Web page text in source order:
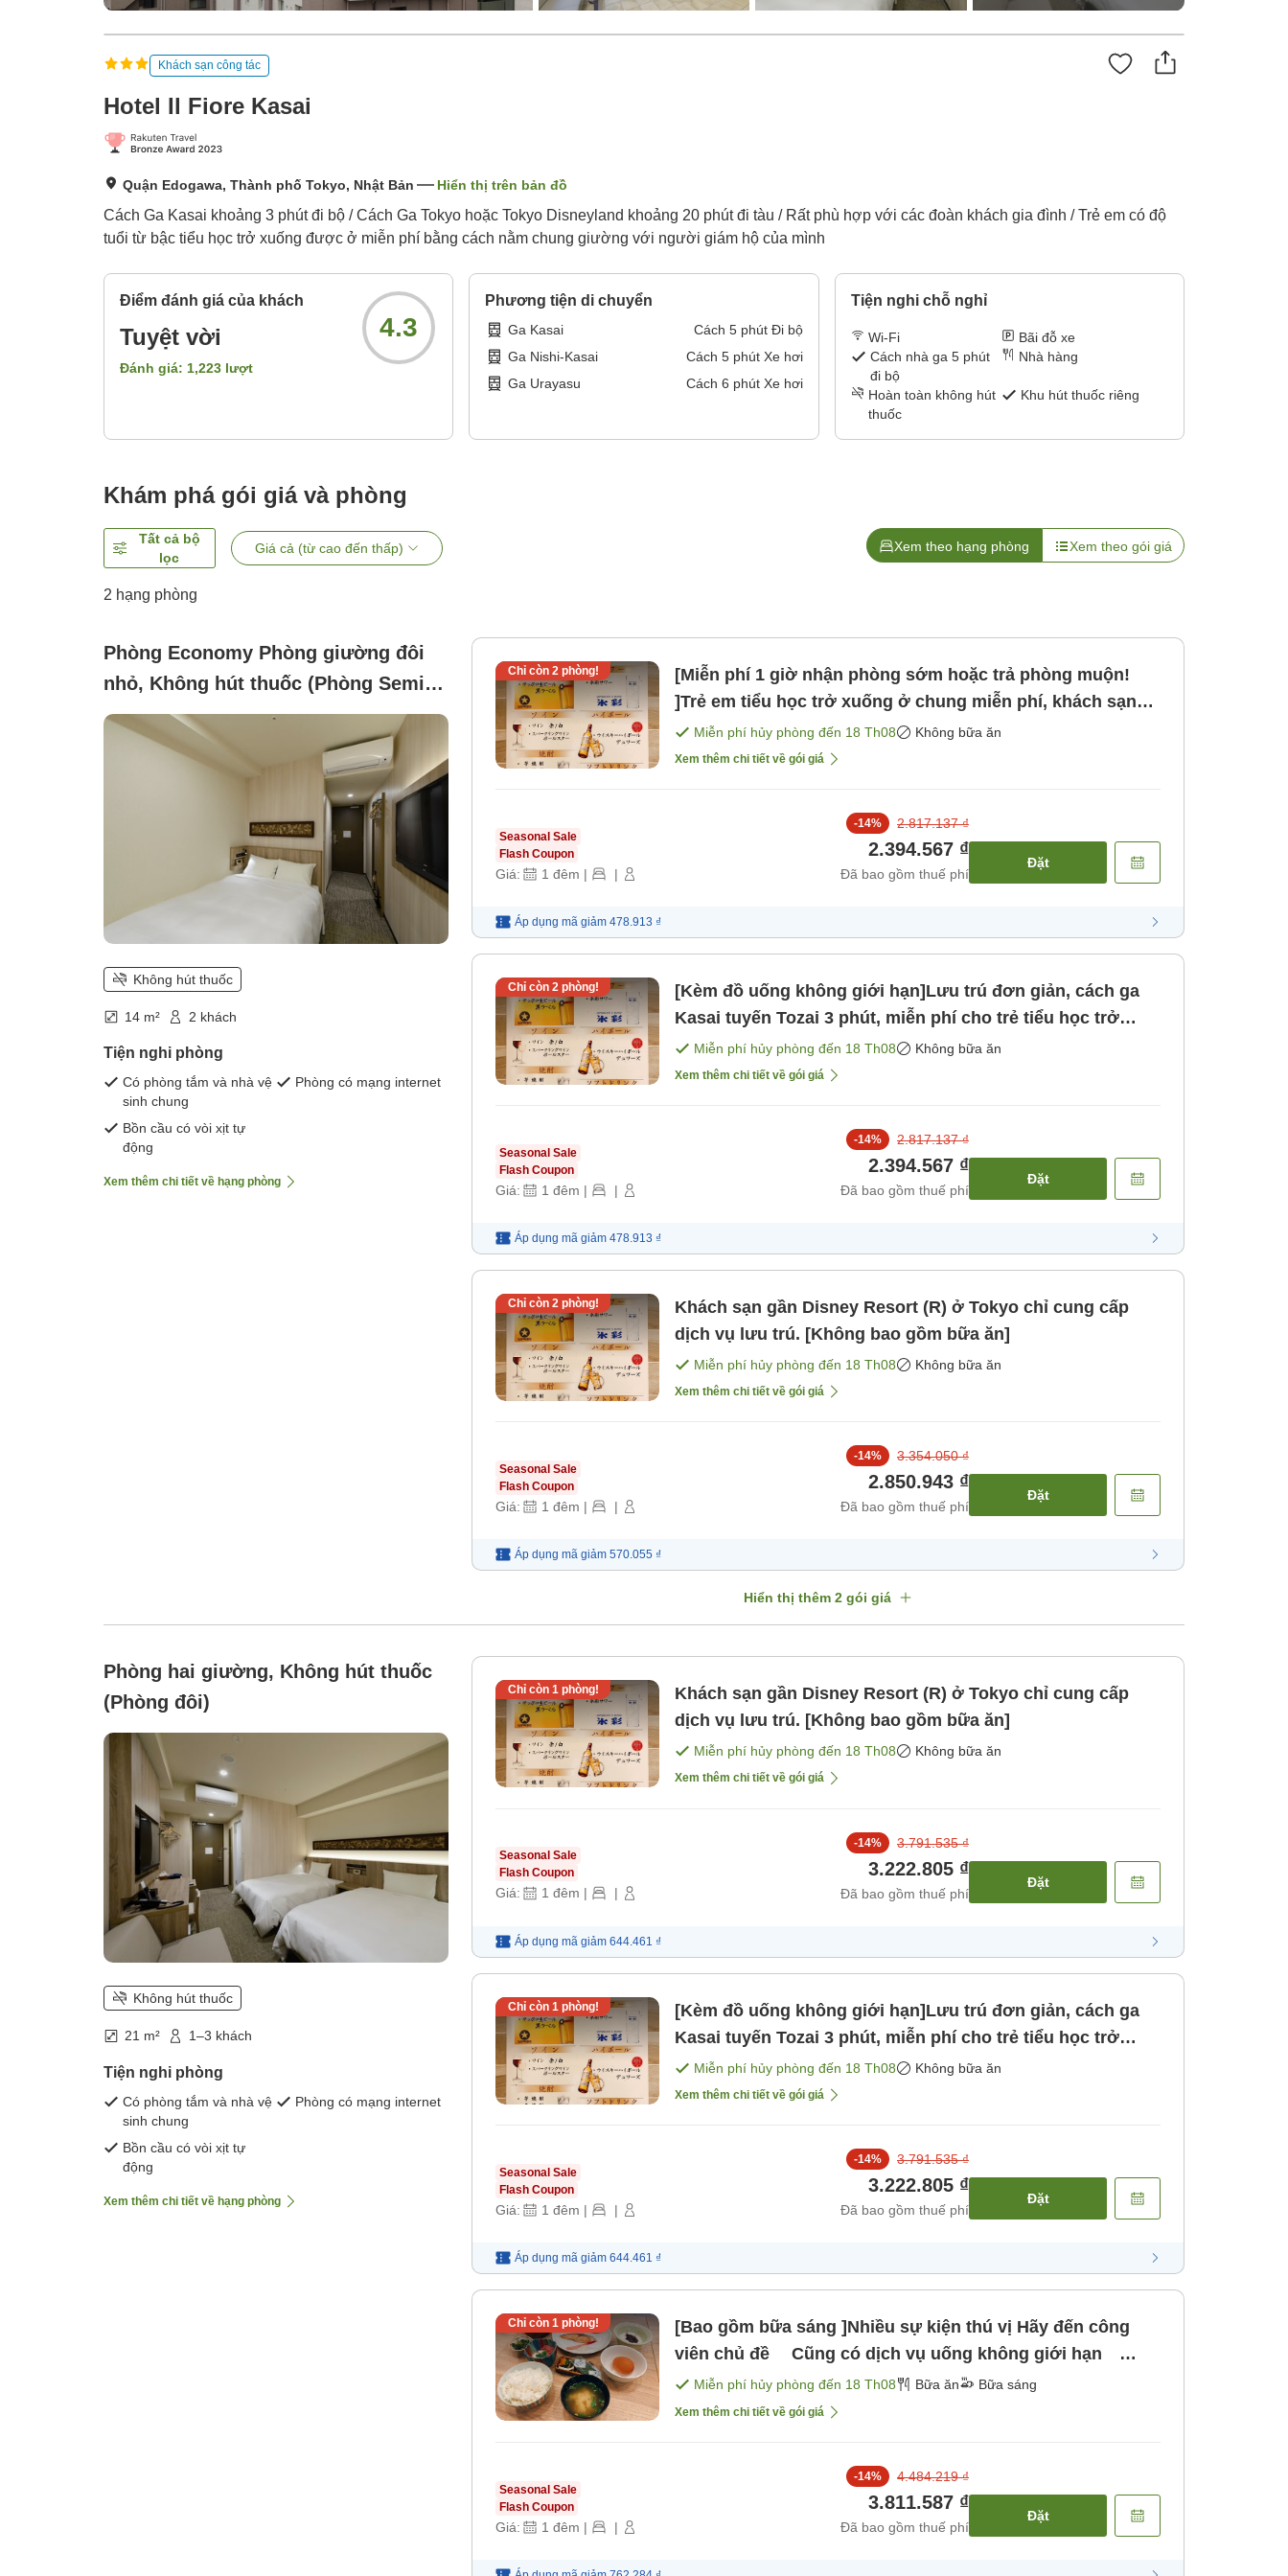
Khách sạn công tác
Hotel Il Fiore Kasai
Quận Edogawa, Thành phố Tokyo, Nhật Bản Hiển thị trên bản đồ
Cách Ga Kasai khoảng 3 phút đi bộ / Cách Ga Tokyo hoặc Tokyo Disneyland khoảng 20 phút đi tàu / Rất phù hợp với các đoàn khách gia đình / Trẻ em có độ
tuổi từ bậc tiểu học trở xuống được ở miễn phí bằng cách nằm chung giường với người giám hộ của mình
Điểm đánh giá của khách
Tuyệt vời
Đánh giá: 1,223 lượt
4.3
Phương tiện di chuyển
Ga Kasai Cách 5phút Đi bộ
Ga Nishi-Kasai
Cách 5phút Xe hơi
Ga Urayasu
Cách 6 phút Xe hơi
Tiện nghi chỗ nghỉ
Wi-Fi
Bãi đỗ xe
Cách nhà ga 5 phút
đi bộ
Nhà hàng
Hoàn toàn không hút
thuốc
Khu hút thuốc riêng
Khám phá gói giá và phòng
Tất cả bộ
lọc
Giá cả (từ cao đến thấp) Xem theo hạng phòng Xem theo gói giá
2 hạng phòng
Phòng Economy Phòng giường đôi
nhỏ, Không hút thuốc (Phòng Semi-
Double dành cho 2 người -)
Không hút thuốc
14 m² 2 khách
Tiện nghi phòng
Có phòng tắm và nhà vệ
sinh chung
Phòng có mạng internet
Bồn cầu có vòi xịt tự
động
Xem thêm chi tiết về hạng phòng
Chỉ còn 2phòng!
[Miễn phí 1 giờ nhận phòng sớm hoặc trả phòng muộn!
]Trẻ em tiểu học trở xuống ở chung miễn phí, khách sạn
gần TDR ở Tokyo [Không bao gồm bữa ăn]
Miễn phí hủy phòng đến 18 Th08 Không bữa ăn
Xem thêm chi tiết về gói giá
Seasonal Sale
Flash Coupon
Giá: 1 đêm | |
-14% 2.817.137 ₫
2.394.567 ₫
Đã bao gồm thuế phí
Đặt
Áp dụng mã giảm 478.913 ₫
Chỉ còn 2phòng!
[Kèm đồ uống không giới hạn]Lưu trú đơn giản, cách ga
Kasai tuyến Tozai 3 phút, miễn phí cho trẻ tiểu học trở
xuống ngủ chung, khách sạn gần TDR [Không bao gồm
bữa ăn]
Miễn phí hủy phòng đến 18 Th08 Không bữa ăn
Xem thêm chi tiết về gói giá
Seasonal Sale
Flash Coupon
Giá: 1 đêm | |
-14% 2.817.137 ₫
2.394.567 ₫
Đã bao gồm thuế phí
Đặt
Áp dụng mã giảm 478.913 ₫
Chỉ còn 2phòng!
Khách sạn gần Disney Resort (R) ở Tokyo chỉ cung cấp
dịch vụ lưu trú. [Không bao gồm bữa ăn]
Miễn phí hủy phòng đến 18 Th08 Không bữa ăn
Xem thêm chi tiết về gói giá
Seasonal Sale
Flash Coupon
Giá: 1 đêm | |
-14% 3.354.050 ₫
2.850.943 ₫
Đã bao gồm thuế phí
Đặt
Áp dụng mã giảm 570.055 ₫
Hiển thị thêm 2 gói giá
Phòng hai giường, Không hút thuốc
(Phòng đôi)
Không hút thuốc
21 m² 1–3 khách
Tiện nghi phòng
Có phòng tắm và nhà vệ
sinh chung
Phòng có mạng internet
Bồn cầu có vòi xịt tự
động
Xem thêm chi tiết về hạng phòng
Chỉ còn 1phòng!
Khách sạn gần Disney Resort (R) ở Tokyo chỉ cung cấp
dịch vụ lưu trú. [Không bao gồm bữa ăn]
Miễn phí hủy phòng đến 18 Th08 Không bữa ăn
Xem thêm chi tiết về gói giá
Seasonal Sale
Flash Coupon
Giá: 1 đêm | |
-14% 3.791.535 ₫
3.222.805 ₫
Đã bao gồm thuế phí
Đặt
Áp dụng mã giảm 644.461 ₫
Chỉ còn 1 phòng!
[Kèm đồ uống không giới hạn]Lưu trú đơn giản, cách ga
Kasai tuyến Tozai 3 phút, miễn phí cho trẻ tiểu học trở
xuống ngủ chung, khách sạn gần TDR [Không bao gồm
bữa ăn]
Miễn phí hủy phòng đến 18 Th08 Không bữa ăn
Xem thêm chi tiết về gói giá
Seasonal Sale
Flash Coupon
Giá: 1 đêm | |
-14% 3.791.535 ₫
3.222.805 ₫
Đã bao gồm thuế phí
Đặt
Áp dụng mã giảm 644.461 ₫
Chỉ còn 1 phòng!
[Bao gồm bữa sáng ]Nhiều sự kiện thú vị Hãy đến công
viên chủ đề Cũng có dịch vụ uống không giới hạn
Khách sạn gần TDR từ khu vực trung tâm Tokyo [Bữa
sáng]
Miễn phí hủy phòng đến 18 Th08 Bữa ăn Bữa sáng
Xem thêm chi tiết về gói giá
Seasonal Sale
Flash Coupon
Giá: 1 đêm | |
-14% 4.484.219 ₫
3.811.587 ₫
Đã bao gồm thuế phí
Đặt